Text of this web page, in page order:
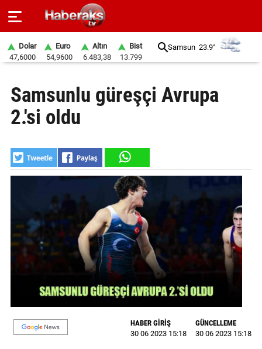
SPOR
YAŞAM
EKONOMİ
BELEDİYELER
SAĞLIK
SİYASET
EĞİTİM
VİDEO
YAZARLAR
Dolar
47,6000
Euro
54,9600
Altın
6.483,38
Bist
13.799
Samsun 23.9°
Samsunlu güreşçi Avrupa
2.'si oldu
HABER GİRİŞ
30 06 2023 15:18
GÜNCELLEME
30 06 2023 15:18